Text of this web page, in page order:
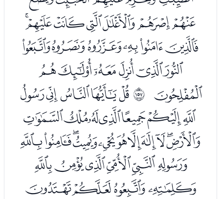
ﮌﮍﮎﮏﮐﮑﮒ
ﮓﮔﮕﮖﮗﮘ
ﮙﮚﮛﮜﮝﮞ
ﮟ ﲜﮡﮢﮣﮤﮥ
ﮦﮧﮨﮩﮪﮫﮬ
ﮭﮮﮯﮰﮱﯓﯔﯕﯖﯗﯘ
ﯙﯚﯛﯜﯝﯞ
ﯟﯠﯡﯢ